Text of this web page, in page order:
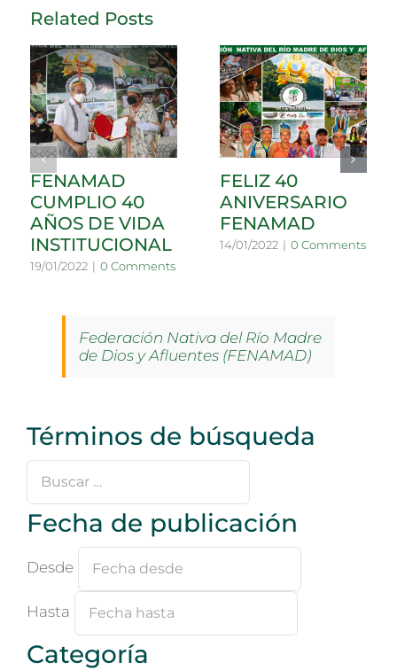
Related Posts
FENAMAD
CUMPLIO 40
AÑOS DE VIDA
INSTITUCIONAL
19/01/2022 | 0 Comments
FELIZ 40
ANIVERSARIO
FENAMAD
14/01/2022 | 0 Comments
Federación Nativa del Río Madre
de Dios y Afluentes (FENAMAD)
Términos de búsqueda
Buscar
Fecha de publicación
Desde
Hasta
Categoría